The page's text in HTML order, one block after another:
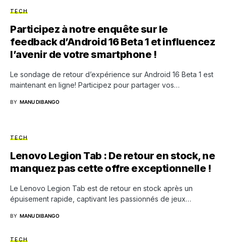
TECH
Participez à notre enquête sur le
feedback d’Android 16 Beta 1 et influencez
l’avenir de votre smartphone !
Le sondage de retour d’expérience sur Android 16 Beta 1 est
maintenant en ligne! Participez pour partager vos…
BY MANU DIBANGO
TECH
Lenovo Legion Tab : De retour en stock, ne
manquez pas cette offre exceptionnelle !
Le Lenovo Legion Tab est de retour en stock après un
épuisement rapide, captivant les passionnés de jeux…
BY MANU DIBANGO
TECH